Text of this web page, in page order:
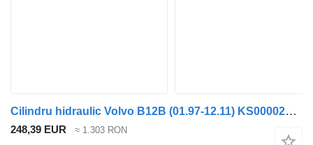
Cilindru hidraulic Volvo B12B (01.97-12.11) KS00002368 pentru autobuz Volvo B6, B7, B9, B10, B12 bus (1978-2011)
248,39 EUR ≈ 1.303 RON